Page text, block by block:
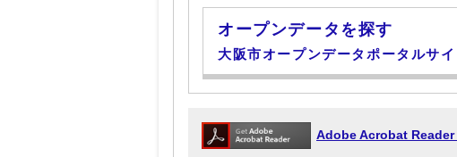
オープンデータを探す
大阪市オープンデータポータルサイ
Adobe Acrobat Reader